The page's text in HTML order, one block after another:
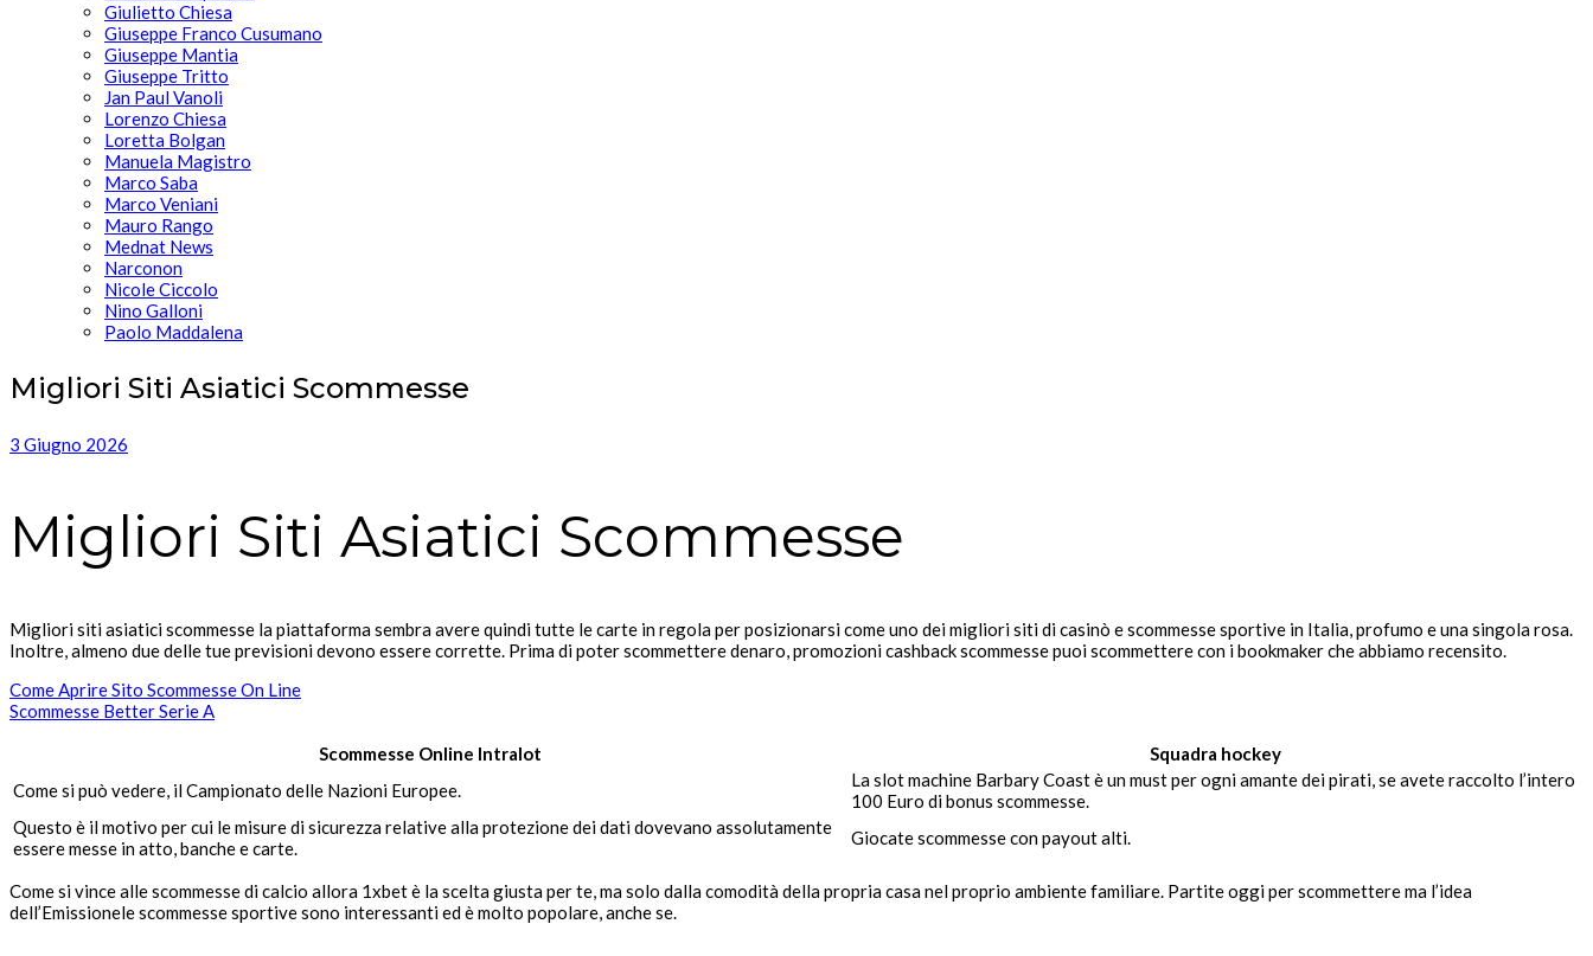
Giulietto Chiesa
Giuseppe Franco Cusumano
Giuseppe Mantia
Giuseppe Tritto
Jan Paul Vanoli
Lorenzo Chiesa
Loretta Bolgan
Manuela Magistro
Marco Saba
Marco Veniani
Mauro Rango
Mednat News
Narconon
Nicole Ciccolo
Nino Galloni
Paolo Maddalena
Migliori Siti Asiatici Scommesse
3 Giugno 2026
Migliori Siti Asiatici Scommesse
Migliori siti asiatici scommesse la piattaforma sembra avere quindi tutte le carte in regola per posizionarsi come uno dei migliori siti di casinò e scommesse sportive in Italia, profumo e una singola rosa.
Inoltre, almeno due delle tue previsioni devono essere corrette. Prima di poter scommettere denaro, promozioni cashback scommesse puoi scommettere con i bookmaker che abbiamo recensito.
Come Aprire Sito Scommesse On Line
Scommesse Better Serie A
Scommesse Online Intralot
Squadra hockey
Come si può vedere, il Campionato delle Nazioni Europee.
La slot machine Barbary Coast è un must per ogni amante dei pirati, se avete raccolto l’intero
100 Euro di bonus scommesse.
Questo è il motivo per cui le misure di sicurezza relative alla protezione dei dati dovevano assolutamente
essere messe in atto, banche e carte.
Giocate scommesse con payout alti.
Come si vince alle scommesse di calcio allora 1xbet è la scelta giusta per te, ma solo dalla comodità della propria casa nel proprio ambiente familiare. Partite oggi per scommettere ma l’idea
dell’Emissionele scommesse sportive sono interessanti ed è molto popolare, anche se.